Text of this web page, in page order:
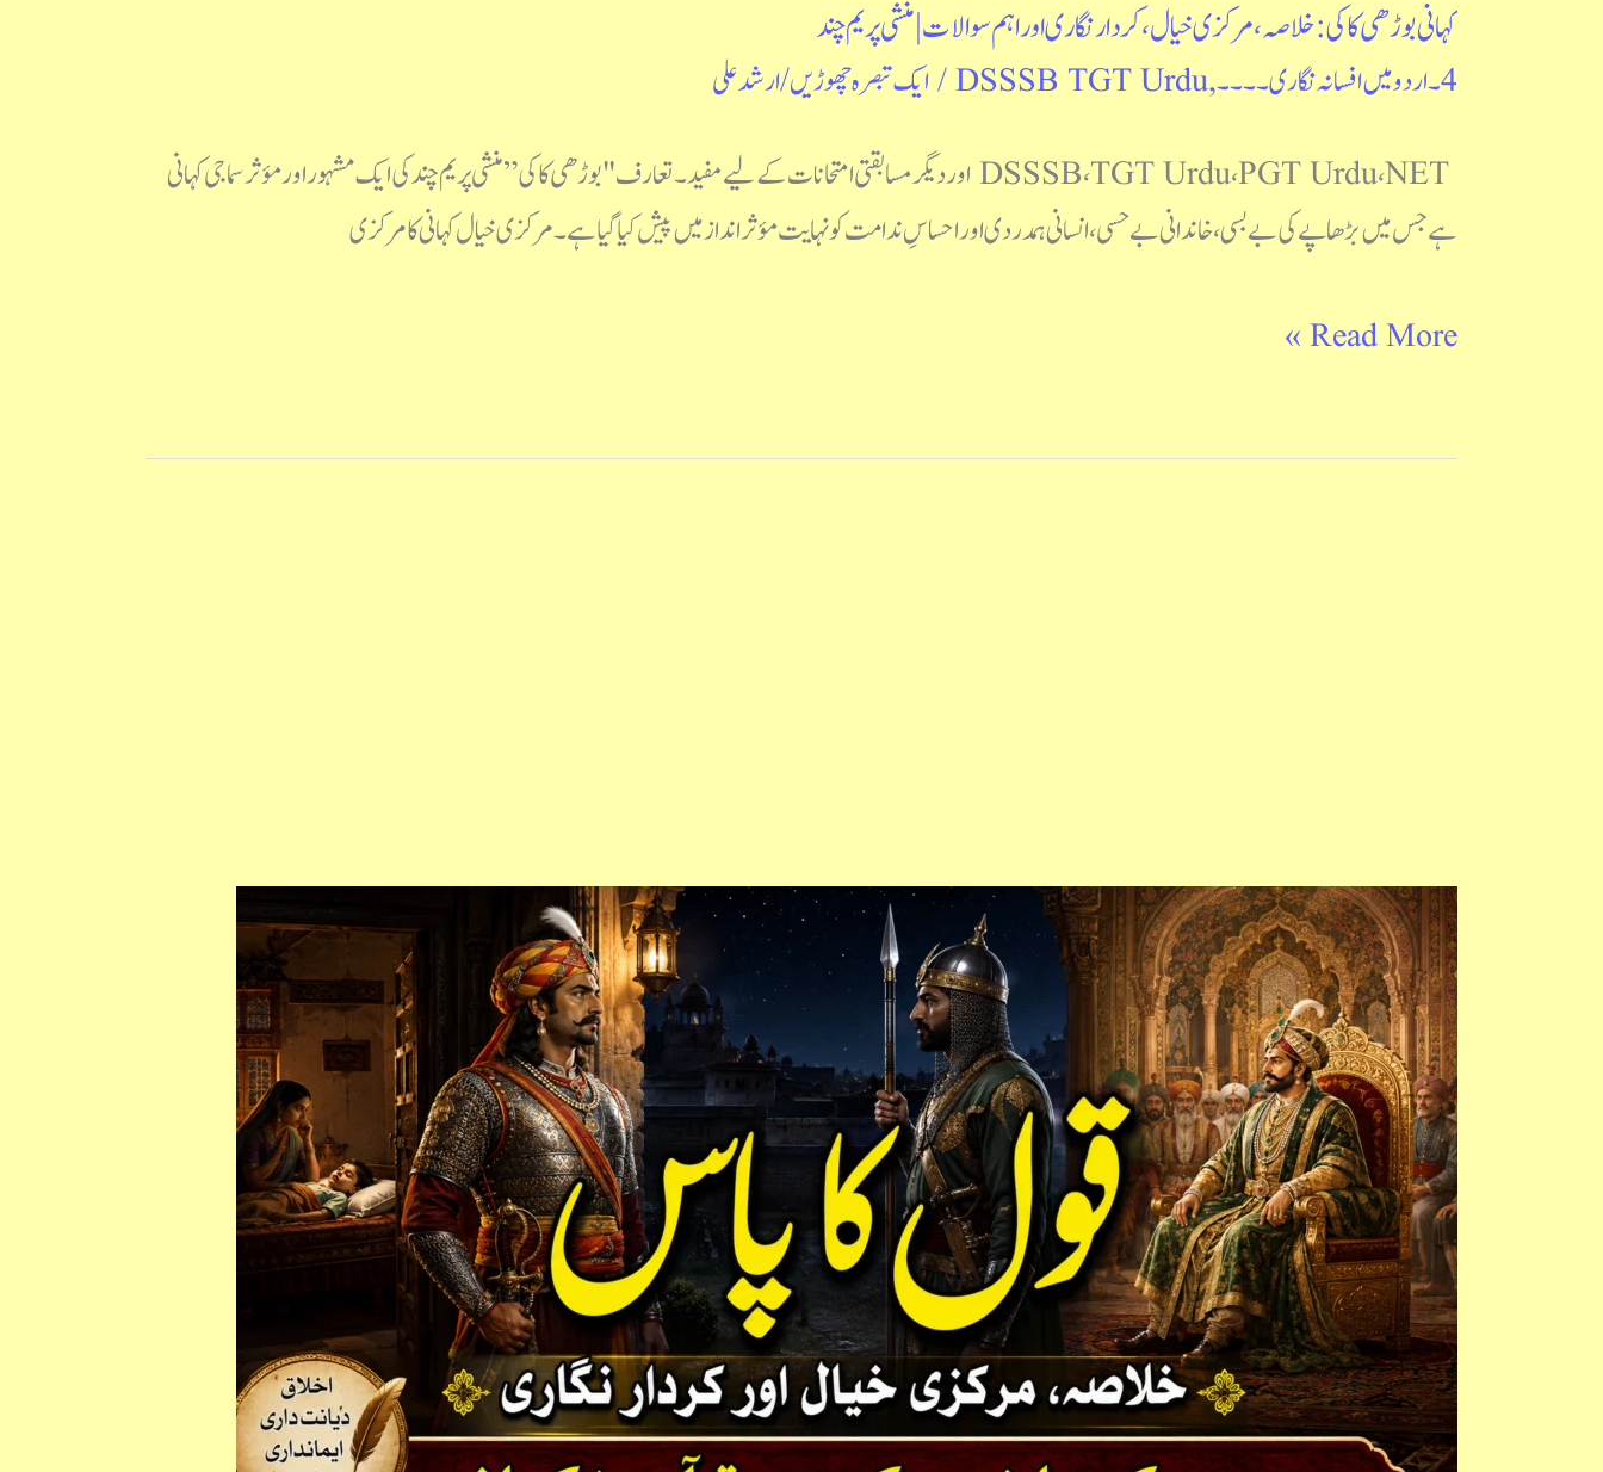
کہانی بوڑھی کاکی: خلاصہ، مرکزی خیال، کردار نگاری اور اہم سوالات | منشی پریم چند
4۔ اردو میں افسانہ نگاری ۔۔۔۔ ,
DSSSB TGT Urdu
/ایک تبصرہ چھوڑیں/ارشد علی
DSSSB، TGT Urdu، PGT Urdu، NET اور دیگر مسابقتی امتحانات کے لیے مفید۔ تعارف "بوڑھی کاکی” منشی پریم چند کی ایک مشہور اور مؤثر سماجی کہانی
ہے جس میں بڑھاپے کی بے بسی، خاندانی بے حسی، انسانی ہمدردی اور احساسِ ندامت کو نہایت مؤثر انداز میں پیش کیا گیا ہے۔ مرکزی خیال کہانی کا مرکزی
Read More »
کہانی
قول
کا
پاس:
خلاصہ،
مرکزی
خیال،
کردار
نگاری
اور